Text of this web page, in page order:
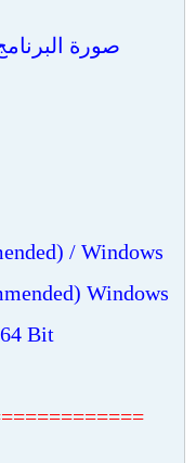
صورة
/ Windows
Windows
Bit